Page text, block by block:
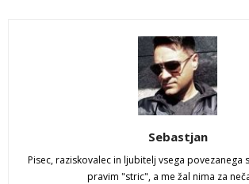
Sebastjan
Pisec, raziskovalec in ljubitelj vsega povezanega
pravim "stric", a me žal nima za